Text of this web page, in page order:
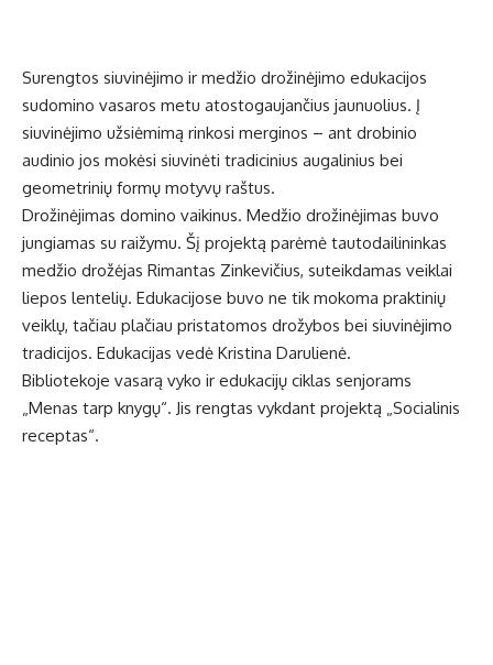
Surengtos siuvinėjimo ir medžio drožinėjimo edukacijos
sudomino vasaros metu atostogaujančius jaunuolius. Į
siuvinėjimo užsiėmimą rinkosi merginos – ant drobinio
audinio jos mokėsi siuvinėti tradicinius augalinius bei
geometrinių formų motyvų raštus.
Drožinėjimas domino vaikinus. Medžio drožinėjimas buvo
jungiamas su raižymu. Šį projektą parėmė tautodailininkas
medžio drožėjas Rimantas Zinkevičius, suteikdamas veiklai
liepos lentelių. Edukacijose buvo ne tik mokoma praktinių
veiklų, tačiau plačiau pristatomos drožybos bei siuvinėjimo
tradicijos. Edukacijas vedė Kristina Darulienė.
Bibliotekoje vasarą vyko ir edukacijų ciklas senjorams
„Menas tarp knygų“. Jis rengtas vykdant projektą „Socialinis
receptas“.